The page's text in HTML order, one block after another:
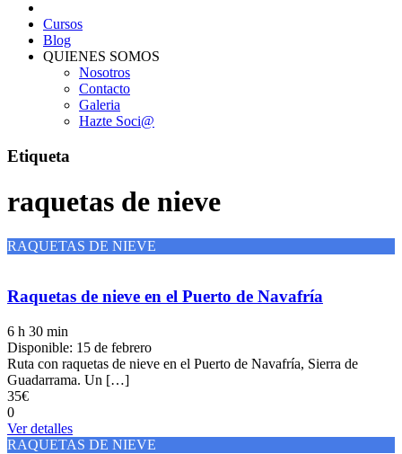
Cursos
Blog
QUIENES SOMOS
Nosotros
Contacto
Galeria
Hazte Soci@
Etiqueta
raquetas de nieve
RAQUETAS DE NIEVE
Raquetas de nieve en el Puerto de Navafría
6 h 30 min
Disponible: 15 de febrero
Ruta con raquetas de nieve en el Puerto de Navafría, Sierra de
Guadarrama. Un […]
35€
0
Ver detalles
RAQUETAS DE NIEVE